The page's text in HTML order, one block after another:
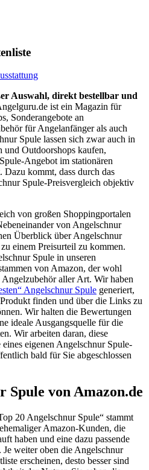
Auswahl, direkt bestellbar und
ist ein Magazin für
Sonderangebote an
für Angelanfänger als auch
Spule lassen sich zwar auch in
und Outdoorshops kaufen,
Angebot im stationären
kommt, dass durch das
Spule-Preisvergleich objektiv
von großen Shoppingportalen
von Angelschnur
Überblick über Angelschnur
einem Preisurteil zu kommen.
Spule in unseren
von Amazon, der wohl
aller Art. Wir haben
Angelschnur Spule generiert,
finden und über die Links zu
Wir halten die Bewertungen
ideale Ausgangsquelle für die
Wir arbeiten daran, diese
eigenen Angelschnur Spule-
bald für Sie abgeschlossen
Spule von Amazon.de
20 Angelschnur Spule“ stammt
Amazon-Kunden, die
haben und eine dazu passende
weiter oben die Angelschnur
erscheinen, desto besser sind